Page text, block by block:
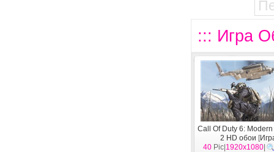
::: Игра
Call Of Duty 6:
2 HD обои [
40 Pic| 1920x1080